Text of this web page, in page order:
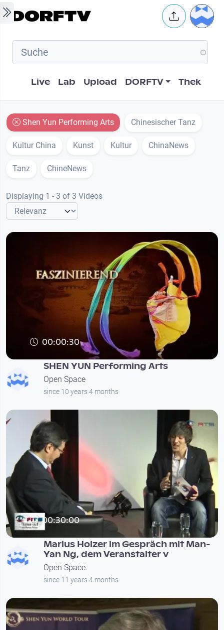
Skip to main content User
Hauptnavigation
Live Lab Upload DORFTV Thek
Shen Yun Performing Arts Chinesischer Tanz
Kultur China Kunst Kultur ChinaNews
Tanz ChineNews
Displaying 1 - 3 of 3 Videos
00:00:30
SHEN YUN Performing Arts
Open Space
since 10 years 4 months
00:30:00
Marius Holzer im Gespräch mit Man-
Yan Ng, dem Veranstalter v
Open Space
since 11 years 4 months